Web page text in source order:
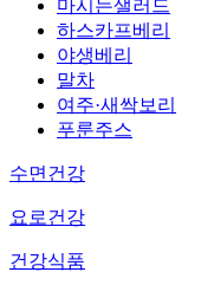
마시는샐러드
하스카프베리
야생베리
말차
여주·새싹보리
푸룬주스
수면건강
요로건강
건강식품